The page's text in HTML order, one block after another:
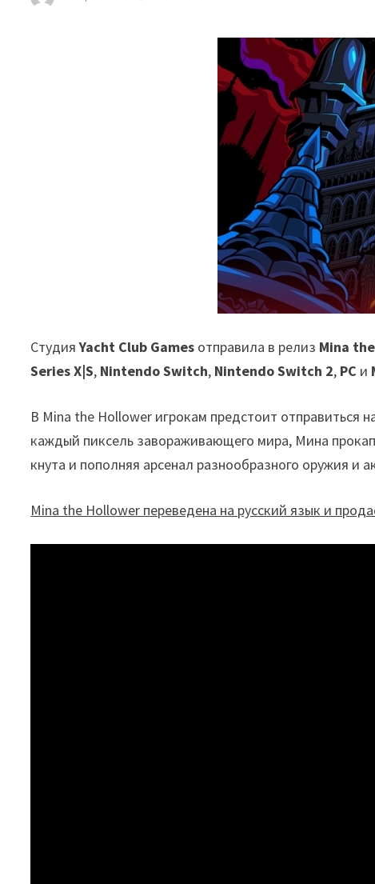
СтудияYacht Club Games отправила в релиз Mina
Series X|S, Nintendo Switch, Nintendo Switch 2, PC и
В Mina the Hollower игрокам предстоит отправиться
каждый пиксель завораживающего мира, Мина
кнута и пополняя арсенал разнообразного оружия и
Mina the Hollower переведена на русский язык и